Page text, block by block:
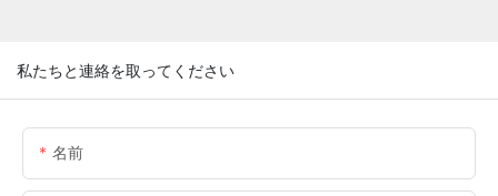
私たちと連絡を取ってください
名前